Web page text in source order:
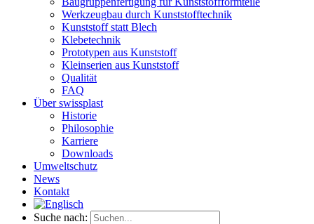
Werkzeugbau durch Kunststofftechnik
Kunststoff statt Blech
Klebetechnik
Prototypen aus Kunststoff
Kleinserien aus Kunststoff
Qualität
FAQ
Über swissplast
Historie
Philosophie
Karriere
Downloads
Umweltschutz
News
Kontakt
Suche nach: